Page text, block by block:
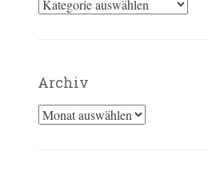
Kategorien
Archiv
Archiv